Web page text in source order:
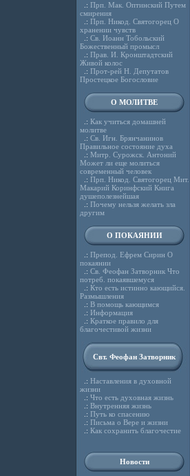
.: Прп. Мак. Оптинский Путем
смирения
.: Прп. Никод. Святогорец О
хранении чувств
.: Св. Иоанн Тобольский
Божественный промысл
.: Прав. И. Кронштадтский
Живой колос
.: Прот-рей Н. Депутатов
Простецкое Богословие
О МОЛИТВЕ
.: Как учиться домашней
молитве
.: Св. Игн. Брянчанинов
Правильное состояние духа
.: Митр. Сурожск. Антоний
Может ли еще молиться
современный человек
.: Прп. Никод. Святогорец Мит.
Макарий Коринфский Книга
душеполезнейшая
.: Почему нельзя желать зла
другим
О ПОКАЯНИИ
.: Препод. Ефрем Сирин О
покаянии
.: Св. Феофан Затворник Что
потреб. покаявшемуся
.: Кто есть истинно кающийся.
Размышления
.: В помощь кающимся
.: Информация
.: Краткое правило для
благочестивой жизни
Свт. Феофан Затворник
.: Наставления в духовной
жизни
.: Что есть духовная жизнь
.: Внутренняя жизнь
.: Путь ко спасению
.: Письма о Вере и жизни
.: Как сохранить благочестие
Новости